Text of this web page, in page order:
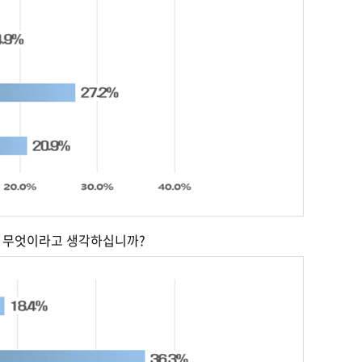
엇이라고 생각하십니까?